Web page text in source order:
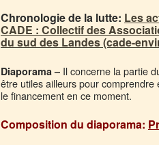
Chronologie de la lutte: Les
CADE : Collectif des
du sud des Landes (cade-
Diaporama – Il concerne la partie
être utiles ailleurs pour
le financement en ce moment.
Composition du diaporama: